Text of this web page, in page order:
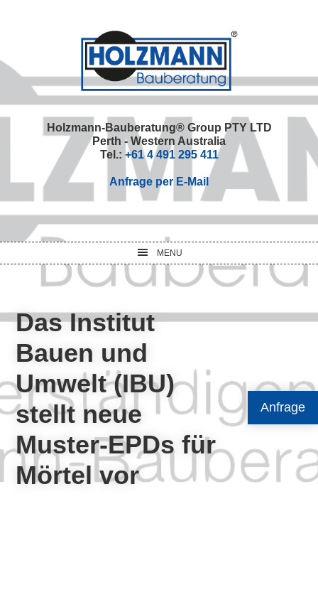
Anfrage
navigation
content
sidebar
Holzmann-Bauberatung® Group PTY LTD
Perth - Western Australia
Tel.: +61 4 491 295 411
Anfrage per E-Mail
MENU
Das Institut
Bauen und
Umwelt (IBU)
stellt neue
Muster-EPDs für
Mörtel vor